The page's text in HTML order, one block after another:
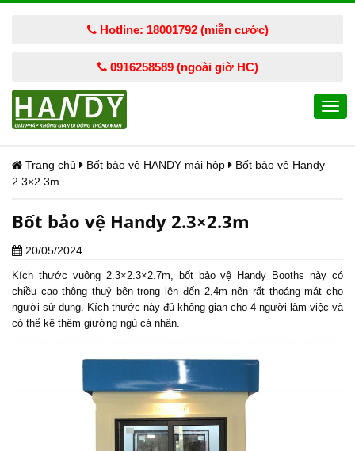
Hotline: 18001792 (miễn cước)
0916258589 (ngoài giờ HC)
Trang chủ Bốt bảo vệ HANDY mái hộp
Bốt bảo vệ Handy
2.3×2.3m
Bốt bảo vệ Handy 2.3×2.3m
20/05/2024
Kích thước vuông 2.3×2.3×2.7m, bốt bảo vệ Handy Booths này có
chiều cao thông thuỷ bên trong lên đến 2,4m nên rất thoáng mát cho
người sử dụng. Kích thước này đủ không gian cho 4 người làm việc và
có thể kê thêm giường ngủ cá nhân.